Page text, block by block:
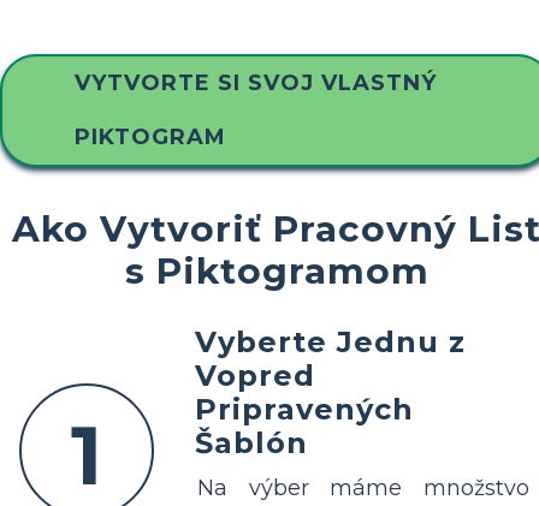
VYTVORTE SI SVOJ VLASTNÝ
PIKTOGRAM
Ako Vytvoriť Pracovný
s Piktogramom
1
Vyberte Jednu z
Vopred
Pripravených
Šablón
Na výber máme množstvo